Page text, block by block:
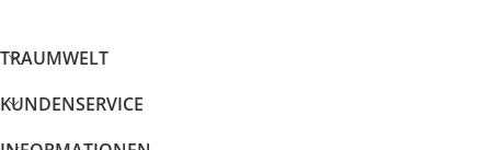
TRAUMWELT
KUNDENSERVICE